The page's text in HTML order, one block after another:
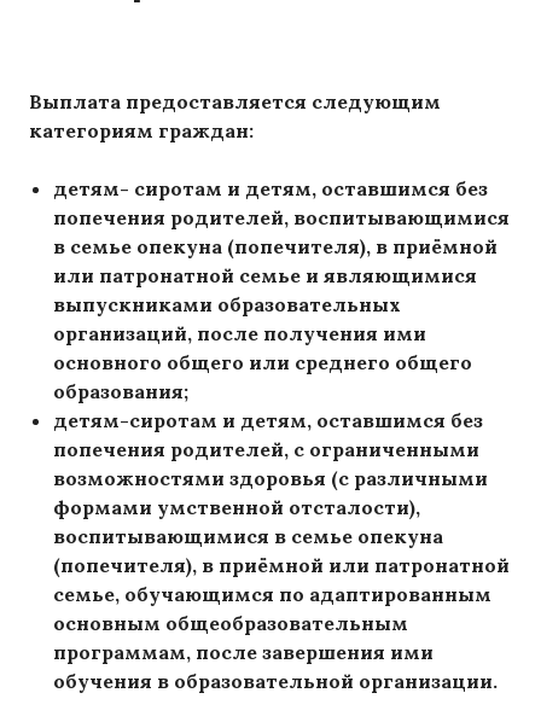
Выплата предоставляется следующим
категориям граждан:
детям- сиротам и детям, оставшимся без
попечения родителей, воспитывающимися
в семье опекуна (попечителя), в приёмной
или патронатной семье и являющимися
выпускниками образовательных
организаций, после получения ими
основного общего или среднего общего
образования;
детям-сиротам и детям, оставшимся без
попечения родителей, с ограниченными
возможностями здоровья (с различными
формами умственной отсталости),
воспитывающимися в семье опекуна
(попечителя), в приёмной или патронатной
семье, обучающимся по адаптированным
основным общеобразовательным
программам, после завершения ими
обучения в образовательной организации.